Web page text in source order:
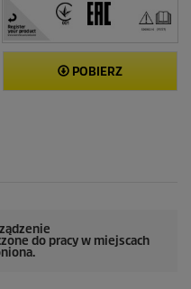
POBIERZ
do pracy w miejscach